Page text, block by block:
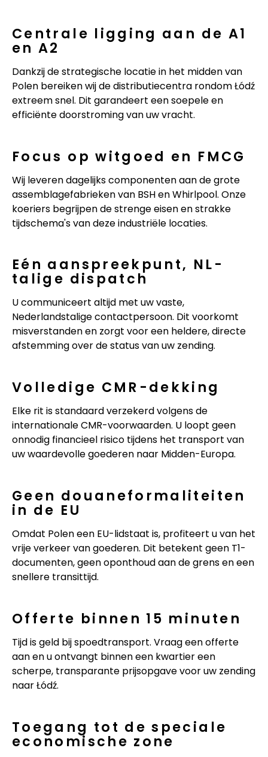
Centrale ligging aan de A1
en A2
Dankzij de strategische locatie in het midden van
Polen bereiken wij de distributiecentra rondom Łódź
extreem snel. Dit garandeert een soepele en
efficiënte doorstroming van uw vracht.
Focus op witgoed en FMCG
Wij leveren dagelijks componenten aan de grote
assemblagefabrieken van BSH en Whirlpool. Onze
koeriers begrijpen de strenge eisen en strakke
tijdschema's van deze industriële locaties.
Eén aanspreekpunt, NL-
talige dispatch
U communiceert altijd met uw vaste,
Nederlandstalige contactpersoon. Dit voorkomt
misverstanden en zorgt voor een heldere, directe
afstemming over de status van uw zending.
Volledige CMR-dekking
Elke rit is standaard verzekerd volgens de
internationale CMR-voorwaarden. U loopt geen
onnodig financieel risico tijdens het transport van
uw waardevolle goederen naar Midden-Europa.
Geen douaneformaliteiten
in de EU
Omdat Polen een EU-lidstaat is, profiteert u van het
vrije verkeer van goederen. Dit betekent geen T1-
documenten, geen oponthoud aan de grens en een
snellere transittijd.
Offerte binnen 15 minuten
Tijd is geld bij spoedtransport. Vraag een offerte
aan en u ontvangt binnen een kwartier een
scherpe, transparante prijsopgave voor uw zending
naar Łódź.
Toegang tot de speciale
economische zone